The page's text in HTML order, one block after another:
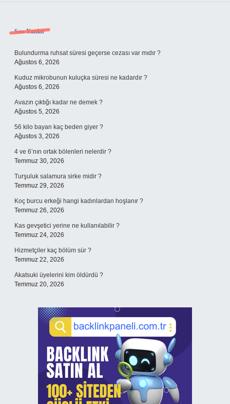
Sidebar
Son Yazılar
Bulundurma ruhsat süresi geçerse cezası var mıdır ?
Ağustos 6, 2026
Kuduz mikrobunun kuluçka süresi ne kadardır ?
Ağustos 6, 2026
Avazın çıktığı kadar ne demek ?
Ağustos 5, 2026
56 kilo bayan kaç beden giyer ?
Ağustos 3, 2026
4 ve 6’nın ortak bölenleri nelerdir ?
Temmuz 30, 2026
Turşuluk salamura sirke midir ?
Temmuz 29, 2026
Koç burcu erkeği hangi kadınlardan hoşlanır ?
Temmuz 26, 2026
Kas gevşetici yerine ne kullanılabilir ?
Temmuz 24, 2026
Hizmetçiler kaç bölüm sür ?
Temmuz 22, 2026
Akatsuki üyelerini kim öldürdü ?
Temmuz 20, 2026